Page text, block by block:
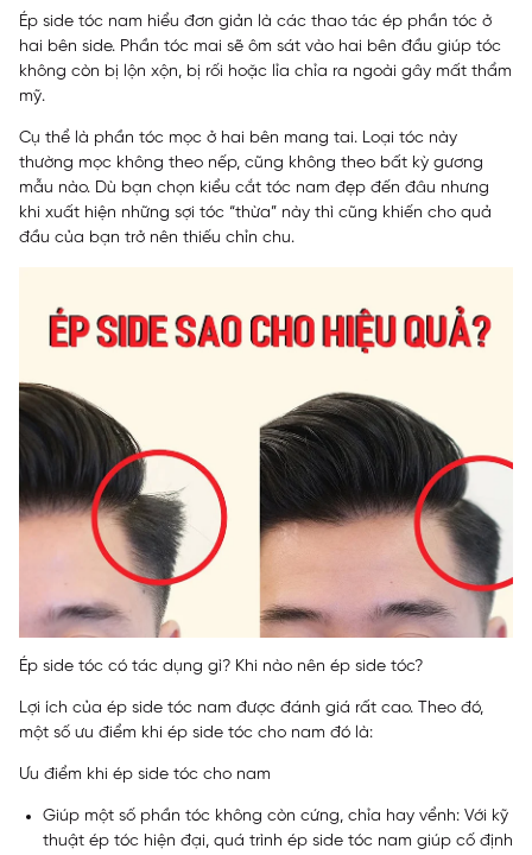
Ép side tóc nam hiểu đơn giản là các thao tác ép phần tóc ở
hai bên side. Phần tóc mai sẽ ôm sát vào hai bên đầu giúp tóc
không còn bị lộn xộn, bị rối hoặc lỉa chỉa ra ngoài gây mất thẩm
mỹ.
Cụ thể là phần tóc mọc ở hai bên mang tai. Loại tóc này
thường mọc không theo nếp, cũng không theo bất kỳ gương
mẫu nào. Dù bạn chọn kiểu cắt tóc nam đẹp đến đâu nhưng
khi xuất hiện những sợi tóc “thừa” này thì cũng khiến cho quả
đầu của bạn trở nên thiếu chỉn chu.
Ép side tóc có tác dụng gì? Khi nào nên ép side tóc?
Lợi ích của ép side tóc nam được đánh giá rất cao. Theo đó,
một số ưu điểm khi ép side tóc cho nam đó là:
Ưu điểm khi ép side tóc cho nam
Giúp một số phần tóc không còn cứng, chỉa hay vểnh: Với kỹ
thuật ép tóc hiện đại, quá trình ép side tóc nam giúp cố định